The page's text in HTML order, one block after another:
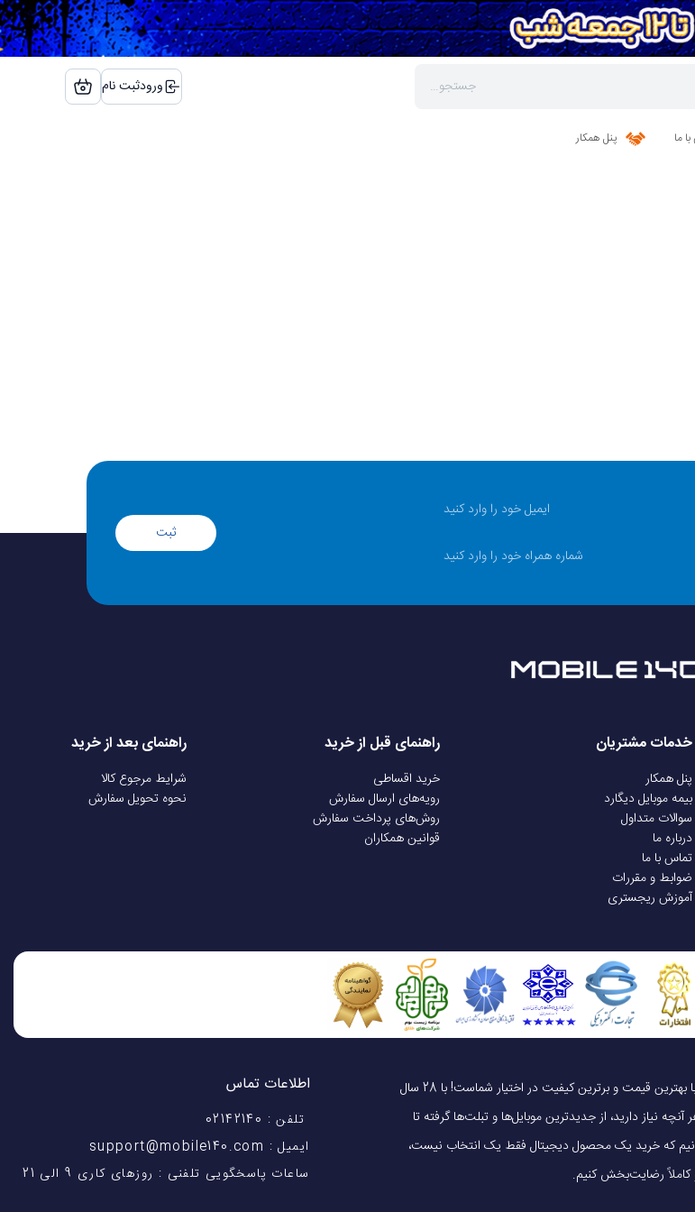
ورودثبت نام
ما پنل همکار
ثبت
خدمات مشتریان
پنل همکار
بیمه موبایل دیگارد
سوالات متداول
درباره ما
تماس با ما
ضوابط و مقررات
آموزش ریجستری
راهنمای قبل از خرید
خرید اقساطی
رویه‌های ارسال سفارش
روش‌های پرداخت سفارش
قوانین همکاران
راهنمای بعد از خرید
شرایط مرجوع کالا
نحوه تحویل سفارش
یک خرید هوشمندانه ، قیمت منصفانه، تجربه‌ای متفاوت! به موبایل 140 خوش آمدید، جایی که تکنولوژی با بهترین قیمت و برترین کیفیت در اختیار شماست! با 28 سال
نیاز دارید، از جدیدترین موبایل‌ها و تبلت‌ها گرفته تا
که خرید یک محصول دیجیتال فقط یک انتخاب نیست،
اطلاعات تماس
تلفن : 02142140
ایمیل : support@mobile140.com
ساعات پاسخگویی تلفنی : روزهای کاری 9 الی 21